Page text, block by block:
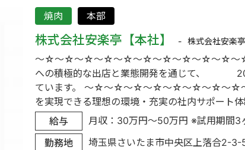
焼肉 本部
株式会社安楽亭【本社】 株式会社安楽亭
～☆～☆～☆～☆～☆～☆～☆～☆～☆～☆～☆
への積極的な出店と業態開発を通じて、
ています。 ～☆～☆～☆～☆～☆～☆～☆～
を実現できる理想の環境・充実の社内サポート
給与
月収：30万円～50万円 ※試用期間3
勤務地
埼玉県さいたま市中央区上落合2-